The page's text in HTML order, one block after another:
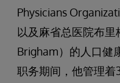
Physicians
以及麻省总医院布里
Brigham）的人口健
职务期间，他管理